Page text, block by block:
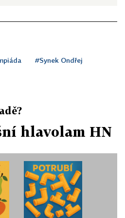
#Synek Ondřej
hlavolam HN